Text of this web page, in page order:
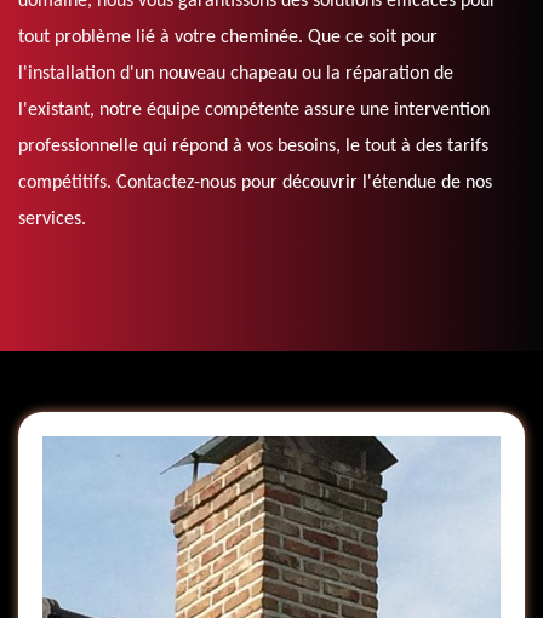
tout problème lié à votre cheminée. Que ce soit pour
l'installation d'un nouveau chapeau ou la réparation de
l'existant, notre équipe compétente assure une intervention
professionnelle qui répond à vos besoins, le tout à des tarifs
compétitifs. Contactez-nous pour découvrir l'étendue de nos
services.